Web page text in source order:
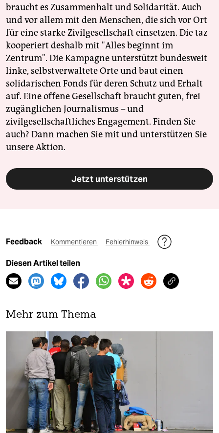
braucht es Zusammenhalt und Solidarität. Auch
und vor allem mit den Menschen, die sich vor Ort
für eine starke Zivilgesellschaft einsetzen. Die taz
kooperiert deshalb mit "Alles beginnt im
Zentrum". Die Kampagne unterstützt bundesweit
linke, selbstverwaltete Orte und baut einen
solidarischen Fonds für deren Schutz und Erhalt
auf. Eine offene Gesellschaft braucht guten, frei
zugänglichen Journalismus – und
zivilgesellschaftliches Engagement. Finden Sie
auch? Dann machen Sie mit und unterstützen Sie
unsere Aktion.
Jetzt unterstützen
Feedback Kommentieren Fehlerhinweis
Diesen Artikel teilen
Mehr zum Thema